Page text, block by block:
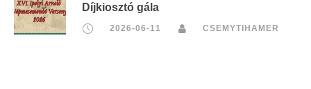
Díjkiosztó gála
2026-06-11 CSEMYTIHAMER